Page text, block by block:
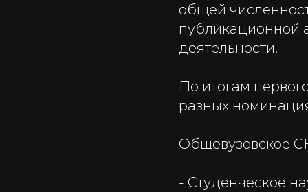
общей
публикационной
деятельности.
По итогам
разных
Общевузовское
- Студенческое